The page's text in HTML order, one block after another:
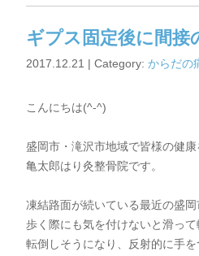
ギプス固定後に間
2017.12.21 | Category: からだの
こんにちは(^-^)
盛岡市・滝沢市地域で皆様の健
亀太郎はり灸整骨院です。
凍結路面が続いている最近の盛岡
歩く際にも気を付けないと滑って
転倒しそうになり、反射的に手